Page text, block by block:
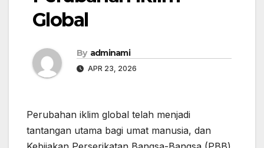
Global
By adminami
APR 23, 2026
Perubahan iklim global telah menjadi
tantangan utama bagi umat manusia, dan